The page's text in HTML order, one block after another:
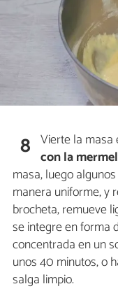
8 Vierte la masa
con la
masa, luego
manera uniforme, y
brocheta, remueve
se integre en forma
concentrada en un
unos 40 minutos, o
salga limpio.